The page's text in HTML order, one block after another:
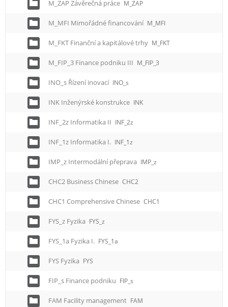
M_ZAP Závěrečná práce M_ZAP
M_MFI Mimořádné financování M_MFI
M_FKT Finanční a kapitálové trhy M_FKT
M_FIP_3 Finance podniku III M_FIP_3
INO_s Řízení inovací INO_s
INK Inženýrské konstrukce INK
INF_2z Informatika II INF_2z
INF_1z Informatika I. INF_1z
IMP_z Intermodální přeprava IMP_z
CHC2 Business Chinese CHC2
CHC1 Comprehensive Chinese CHC1
FYS_z Fyzika FYS_z
FYS_1a Fyzika I. FYS_1a
FYS Fyzika FYS
FIP_s Finance podniku FIP_s
FAM Facility management FAM